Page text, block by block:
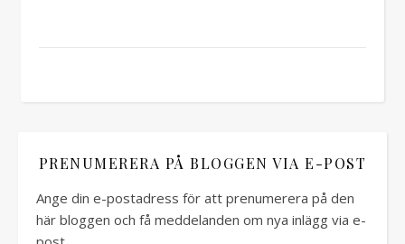
PRENUMERERA PÅ BLOGGEN VIA E-POST
Ange din e-postadress för att prenumerera på den
här bloggen och få meddelanden om nya inlägg via e-